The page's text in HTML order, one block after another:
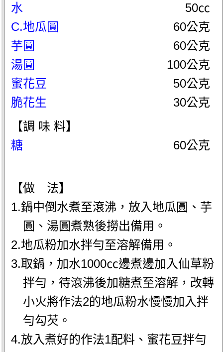
水
50㏄
C.地瓜圓
60公克
芋圓
60公克
湯圓
100公克
蜜花豆
50公克
脆花生
30公克
【調 味 料】
糖
60公克
【做 法】
1.鍋中倒水煮至滾沸，放入地瓜圓、芋
圓、湯圓煮熟後撈出備用。
2.地瓜粉加水拌勻至溶解備用。
3.取鍋，加水1000㏄邊煮邊加入仙草粉
拌勻，待滾沸後加糖煮至溶解，改轉
小火將作法2的地瓜粉水慢慢加入拌
勻勾芡。
4.放入煮好的作法1配料、蜜花豆拌勻